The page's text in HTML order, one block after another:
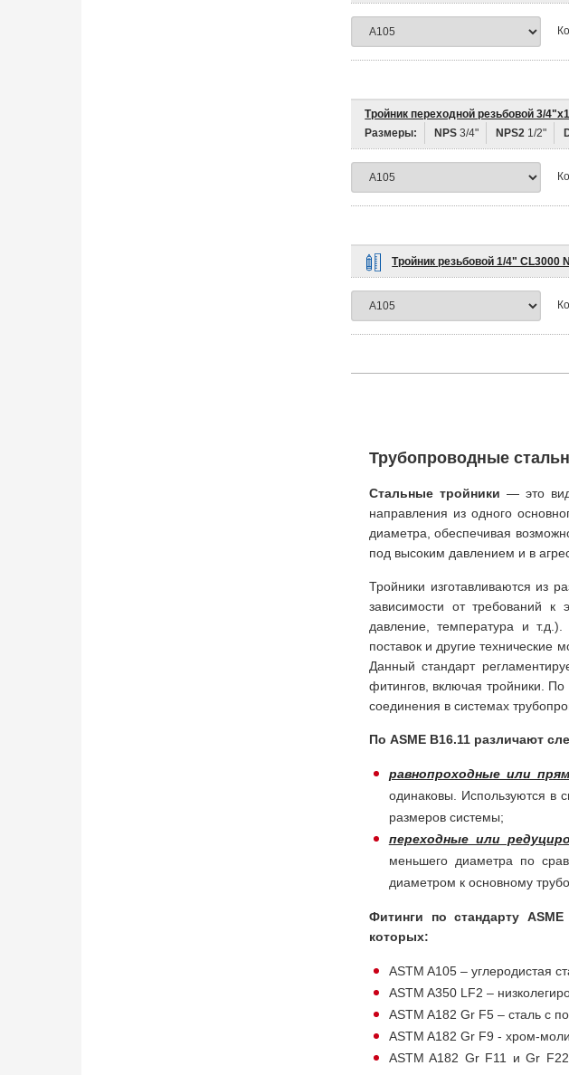
Тройник переходной резьбовой 3/
Размеры:
NPS 3/4" NPS2 1/2"
Тройник резьбовой 1/4" CL3000
Трубопроводные
Стальные тройники — это
направления из одного
диаметра, обеспечивая
под высоким давлением и в
Тройники изготавливаются из
зависимости от требований к
давление, температура и
поставок и другие технические
Данный стандарт
фитингов, включая тройники.
соединения в системах
По ASME B16.11 различают
равнопроходные или
одинаковы. Используются в
размеров системы;
переходные или
меньшего диаметра по
диаметром к основному
Фитинги по стандарту
которых:
ASTM A105 – углеродистая
ASTM A350 LF2 –
ASTM A182 Gr F5 – сталь с
ASTM A182 Gr F9 - хром-
ASTM A182 Gr F11 и Gr